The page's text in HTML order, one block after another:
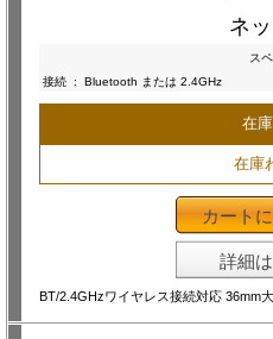
ネ
ス
接続 : Bluetooth または 2.4GHz
在
在庫
カート
詳細
BT/2.4GHzワイヤレス接続対応 36mm